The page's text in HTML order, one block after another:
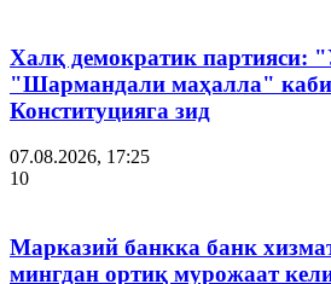
Халқ демократик партияси:
"Шармандали маҳалла"
Конституцияга зид
07.08.2026, 17:25
10
Марказий банкка банк
мингдан ортиқ мурожаат